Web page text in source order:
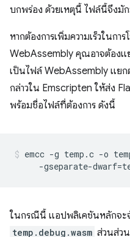
บกพร่อง ด้วยเหตุนี้ ไฟล์นี้จึงมั
หากต้องการเพิ่มความเร็วในกา
WebAssembly คุณอาจต้องแ
เป็นไฟล์ WebAssembly แยก
กล่าวใน Emscripten ให้ส่ง
พร้อมชื่อไฟล์ที่ต้องการ ดังนี้
emcc -g temp.c -o
ในกรณีนี้ แอปพลิเคชันหลักจะ
temp.debug.wasm ส่วนส่ว